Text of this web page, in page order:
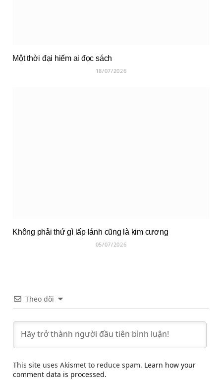
Một thời đại hiếm ai đọc sách
18/07/2026
Không phải thứ gì lấp lánh cũng là kim cương
05/07/2026
Theo dõi
This site uses Akismet to reduce spam. Learn how your
comment data is processed.